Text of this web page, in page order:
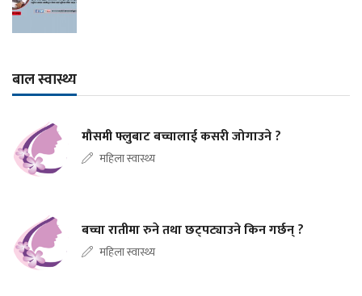
बाल स्वास्थ्य
मौसमी फ्लुबाट बच्चालाई कसरी जोगाउने ?
महिला स्वास्थ्य
बच्चा रातीमा रुने तथा छट्पट्याउने किन गर्छन् ?
महिला स्वास्थ्य